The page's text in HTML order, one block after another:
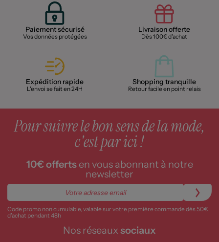
Paiement sécurisé
Vos données protégées
Livraison offerte
Dès 100€ d'achat
Expédition rapide
L'envoi se fait en 24H
Shopping tranquille
Retour facile en point relais
Pour suivre le bon sens de la mode,
c'est par ici !
10€ offertsen vous abonnant à notre
newsletter
Code promo non cumulable, valable sur votre première commande dès 50€
d’achat pendant 48h
Nos réseaux sociaux